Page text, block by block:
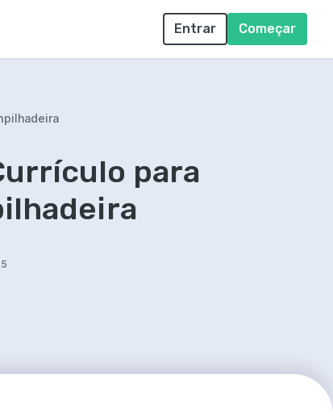
Entrar Começar
para